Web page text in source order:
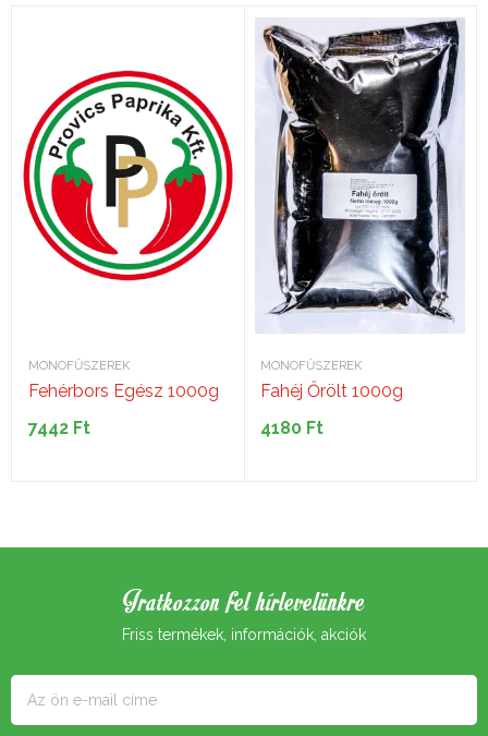
MONOFŰSZEREK
Fehérbors Egész 1000g
7442 Ft
MONOFŰSZEREK
Fahéj Őrölt 1000g
4180 Ft
Iratkozzon fel hírlevelünkre
Friss termékek, információk, akciók